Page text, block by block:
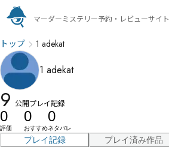
マーダーミステリー予約・レビューサイト
トップ 1 adekat
1 adekat
9 公開プレイ記録
0
評価
0
おすすめ
0
ネタバレ
プレイ記録 プレイ済み作品